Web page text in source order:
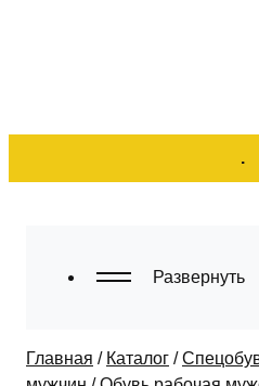
.
Главная / Каталог /
Развернуть